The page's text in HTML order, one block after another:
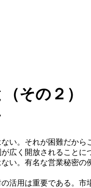
その２）
。それが困難だか
広く開放されることに
。有名な営業秘密
用は重要である。